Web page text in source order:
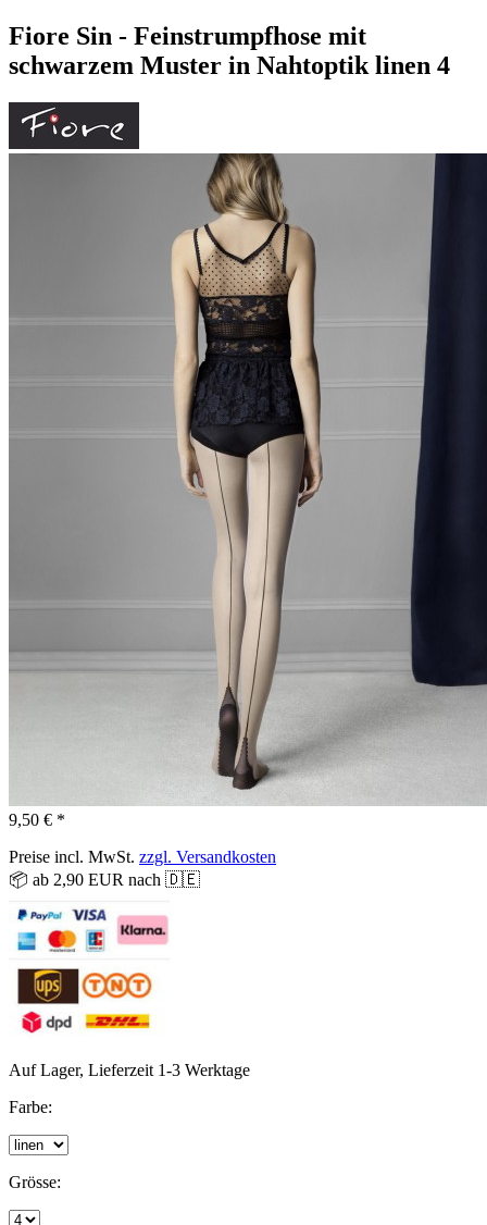
Fiore Sin - Feinstrumpfhose mit
schwarzem Muster in Nahtoptik linen 4
9,50 € *
Preise incl. MwSt. zzgl. Versandkosten
📦 ab 2,90 EUR nach 🇩🇪
Auf Lager, Lieferzeit 1-3 Werktage
Farbe:
Grösse: